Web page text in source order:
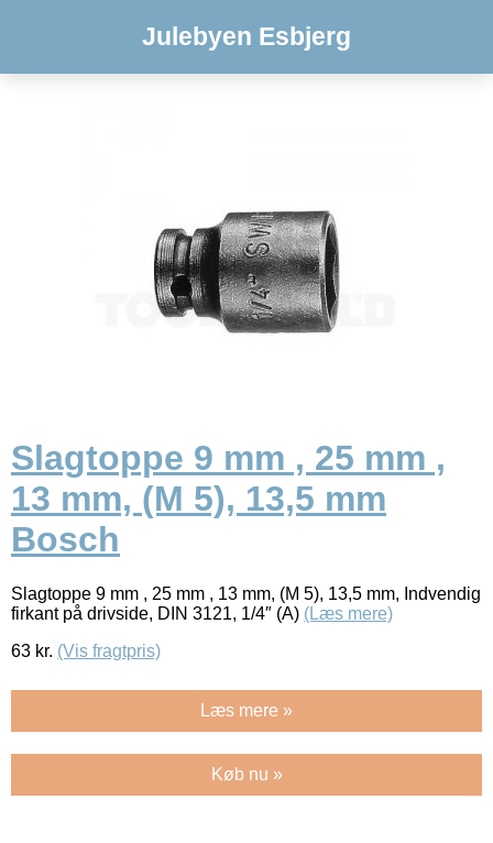
Julebyen Esbjerg
Slagtoppe 9 mm , 25 mm ,
13 mm, (M 5), 13,5 mm
Bosch
Slagtoppe 9 mm , 25 mm , 13 mm, (M 5), 13,5 mm, Indvendig
firkant på drivside, DIN 3121, 1/4″ (A) (Læs mere)
63 kr. (Vis fragtpris)
Læs mere »
Køb nu »